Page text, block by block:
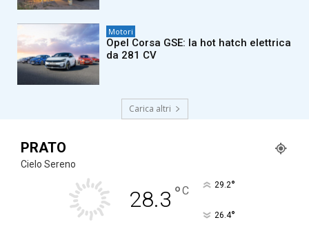
Motori
Opel Corsa GSE: la hot hatch elettrica
da 281 CV
Carica altri
PRATO
Cielo Sereno
28.3 °C 29.2°
26.4°